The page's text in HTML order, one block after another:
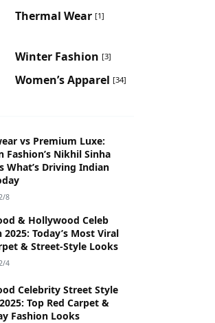
Thermal Wear [1]
Winter Fashion [3]
Women’s Apparel [34]
vs Premium Luxe:
Fashion’s Nikhil Sinha
What’s Driving Indian
8
& Hollywood Celeb
2025: Today’s Most Viral
& Street-Style Looks
4
Celebrity Street Style
Top Red Carpet &
Fashion Looks